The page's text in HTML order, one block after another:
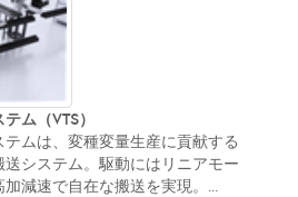
ム（VTS）
ムは、変種変量生産に貢献する
システム。駆動にはリニアモー
減速で自在な搬送を実現。...